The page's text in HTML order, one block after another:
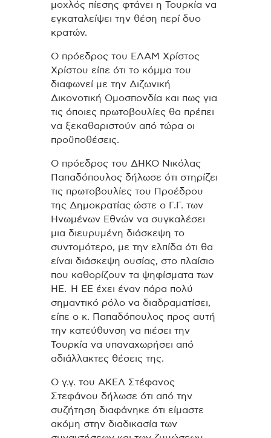
μοχλός πίεσης φτάνει η Τουρκία να
εγκαταλείψει την θέση περί δυο
κρατών.
Ο πρόεδρος του ΕΛΑΜ Χρίστος
Χρίστου είπε ότι το κόμμα του
διαφωνεί με την Διζωνική
Δικονοτική Ομοσπονδία και πως για
τις όποιες πρωτοβουλίες θα πρέπει
να ξεκαθαριστούν από τώρα οι
προϋποθέσεις.
Ο πρόεδρος του ΔΗΚΟ Νικόλας
Παπαδόπουλος δήλωσε ότι στηρίζει
τις πρωτοβουλίες του Προέδρου
της Δημοκρατίας ώστε ο Γ.Γ. των
Ηνωμένων Εθνών να συγκαλέσει
μια διευρυμένη διάσκεψη το
συντομότερο, με την ελπίδα ότι θα
είναι διάσκεψη ουσίας, στο πλαίσιο
που καθορίζουν τα ψηφίσματα των
ΗΕ.
Η ΕΕ έχει έναν πάρα πολύ
σημαντικό ρόλο να διαδραματίσει,
είπε ο κ. Παπαδόπουλος προς αυτή
την κατεύθυνση να πιέσει την
Τουρκία να υπαναχωρήσει από
αδιάλλακτες θέσεις της.
Ο γ.γ. του ΑΚΕΛ Στέφανος
Στεφάνου δήλωσε ότι από την
συζήτηση διαφάνηκε ότι είμαστε
ακόμη στην διαδικασία των